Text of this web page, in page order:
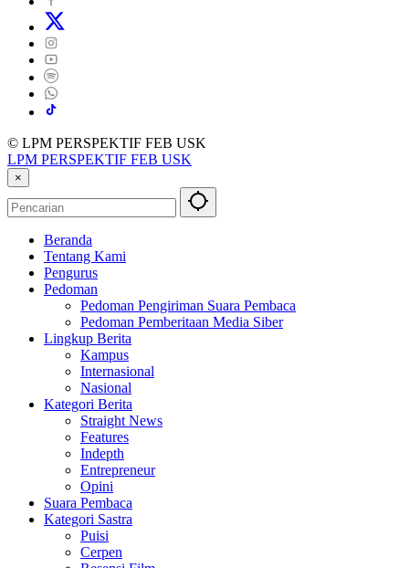
© LPM PERSPEKTIF FEB USK
LPM PERSPEKTIF FEB USK
×
Beranda
Tentang Kami
Pengurus
Pedoman
Pedoman Pengiriman Suara Pembaca
Pedoman Pemberitaan Media Siber
Lingkup Berita
Kampus
Internasional
Nasional
Kategori Berita
Straight News
Features
Indepth
Entrepreneur
Opini
Suara Pembaca
Kategori Sastra
Puisi
Cerpen